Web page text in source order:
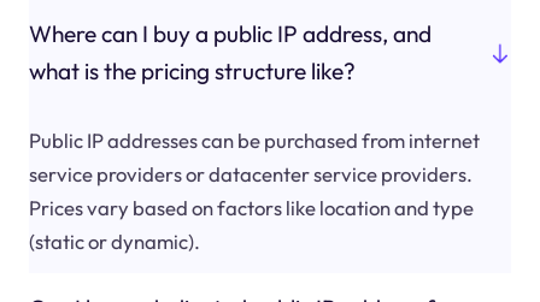
Where can I buy a public IP address, and
what is the pricing structure like?
Public IP addresses can be purchased from internet
service providers or datacenter service providers.
Prices vary based on factors like location and type
(static or dynamic).